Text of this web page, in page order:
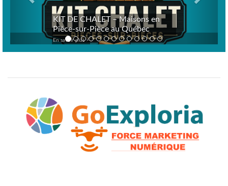
KIT DE CHALET – Maisons en
Pièce-sur-Pièce au Québec
En savoir plus >